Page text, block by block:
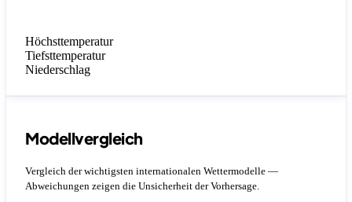
Höchsttemperatur
Tiefsttemperatur
Niederschlag
Modellvergleich
Vergleich der wichtigsten internationalen Wettermodelle —
Abweichungen zeigen die Unsicherheit der Vorhersage.